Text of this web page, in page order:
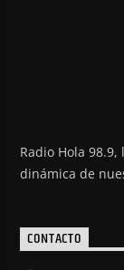
Radio Hola
dinámica de
CONTACTO